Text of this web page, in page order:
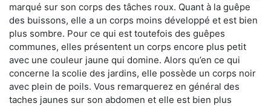
marqué sur son corps des tâches roux. Quant à la guêpe
des buissons, elle a un corps moins développé et est bien
plus sombre. Pour ce qui est toutefois des guêpes
communes, elles présentent un corps encore plus petit
avec une couleur jaune qui domine. Alors qu’en ce qui
concerne la scolie des jardins, elle possède un corps noir
avec plein de poils. Vous remarquerez en général des
taches jaunes sur son abdomen et elle est bien plus